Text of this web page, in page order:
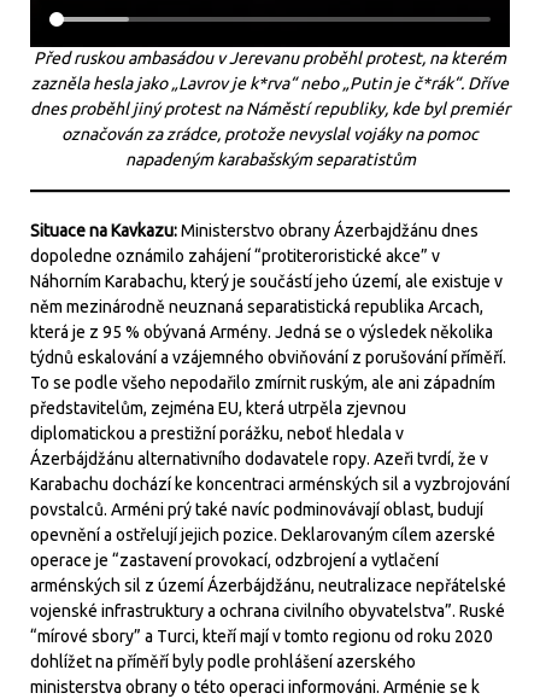
Před ruskou ambasádou v Jerevanu proběhl protest, na kterém
zazněla hesla jako „Lavrov je k*rva“ nebo „Putin je č*rák“. Dříve
dnes proběhl jiný protest na Náměstí republiky, kde byl premiér
označován za zrádce, protože nevyslal vojáky na pomoc
napadeným karabašským separatistům
Situace na Kavkazu:Ministerstvo obrany Ázerbajdžánu dnes
dopoledne oznámilo zahájení “protiteroristické akce” v
Náhorním Karabachu, který je součástí jeho území, ale existuje v
něm mezinárodně neuznaná separatistická republika Arcach,
která je z 95 % obývaná Armény. Jedná se o výsledek několika
týdnů eskalování a vzájemného obviňování z porušování příměří.
To se podle všeho nepodařilo zmírnit ruským, ale ani západním
představitelům, zejména EU, která utrpěla zjevnou
diplomatickou a prestižní porážku, neboť hledala v
Ázerbájdžánu alternativního dodavatele ropy. Azeři tvrdí, že v
Karabachu dochází ke koncentraci arménských sil a vyzbrojování
povstalců. Arméni prý také navíc podminovávají oblast, budují
opevnění a ostřelují jejich pozice. Deklarovaným cílem azerské
operace je “zastavení provokací, odzbrojení a vytlačení
arménských sil z území Ázerbájdžánu, neutralizace nepřátelské
vojenské infrastruktury a ochrana civilního obyvatelstva”. Ruské
“mírové sbory” a Turci, kteří mají v tomto regionu od roku 2020
dohlížet na příměří byly podle prohlášení azerského
ministerstva obrany o této operaci informováni. Arménie se k